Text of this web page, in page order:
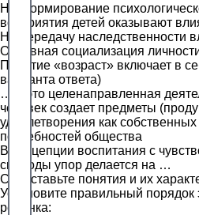
На формирование
восприятия детей оказывают
На передачу наследственности
Основная социализация
Понятие «возраст» включает в
варианта ответа)
… – это целенаправленная
человек создает предметы
удовлетворения как
потребностей общества
В концепции воспитания с
свободы упор делается на …
Сопоставьте понятия и их
Установите правильный порядок
ребенка: